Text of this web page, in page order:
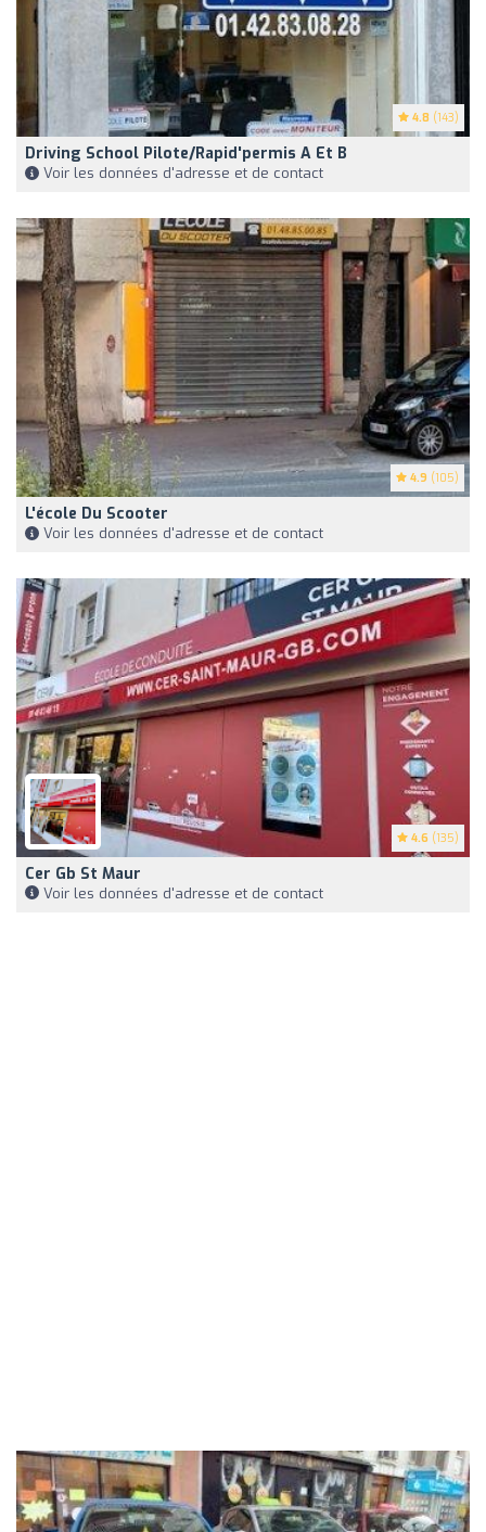
4.8 (143)
Driving School Pilote/Rapid'permis A Et B
Voir les données d'adresse et de contact
4.9 (105)
L'école Du Scooter
Voir les données d'adresse et de contact
4.6 (135)
Cer Gb St Maur
Voir les données d'adresse et de contact